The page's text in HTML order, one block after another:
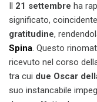
Il 21 settembre ha
significato,
gratitudine,
Spina. Questo
ricevuto nel corso
tra cui due Oscar
suo instancabile